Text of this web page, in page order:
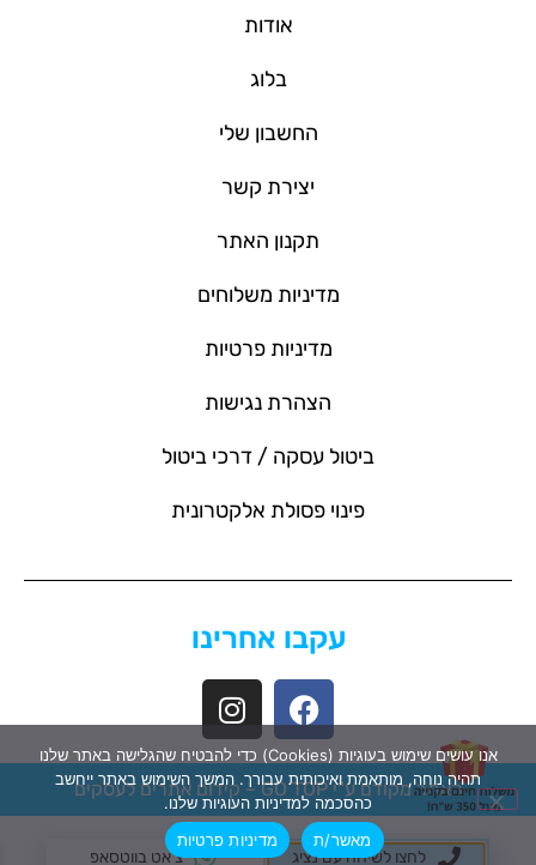
אודות
בלוג
החשבון שלי
יצירת קשר
תקנון האתר
מדיניות משלוחים
מדיניות פרטיות
הצהרת נגישות
ביטול עסקה / דרכי ביטול
פינוי פסולת אלקטרונית
עקבו אחרינו
האתר מקודם ע"י GO TOP – קידום אתרים לעסקים
אנו עושים שימוש בעוגיות (Cookies) כדי להבטיח שהגלישה באתר שלנו
תהיה נוחה, מותאמת ואיכותית עבורך. המשך השימוש באתר ייחשב
כהסכמה למדיניות העוגיות שלנו.
מאשר/ת
מדיניות פרטיות
לחצו לשיחה עם נציג צ'אט בווטסאפ